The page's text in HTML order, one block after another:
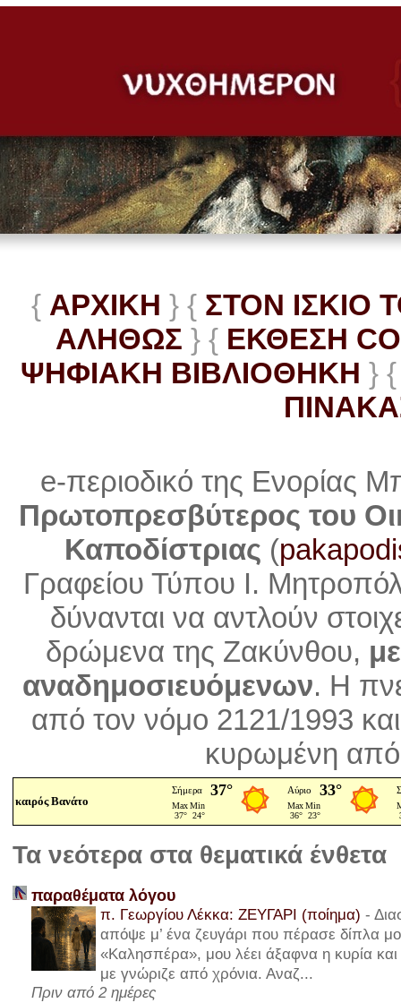
{ ΑΡΧΙΚΗ } { ΣΤΟΝ ΙΣΚΙΟ
ΑΛΗΘΩΣ } { ΕΚΘΕΣΗ
ΨΗΦΙΑΚΗ ΒΙΒΛΙΟΘΗΚΗ } {
e-περιοδικό της Ενορίας
Πρωτοπρεσβύτερος του
Καποδίστριας (
Γραφείου Τύπου Ι.
δύνανται να αντλούν
δρώμενα της Ζακύνθου,
αναδημοσιευόμενων. Η
από τον νόμο 2121/1993
κυρωμένη
καιρός Βανάτο
Τα νεότερα στα θεματικά ένθετα
παραθέματα λόγου
π. Γεωργίου Λέκκα: ΖΕΥΓΑΡΙ (ποίημα) -
απόψε μ’ ένα ζευγάρι που πέρασε δίπλα
«Καλησπέρα», μου λέει άξαφνα η κυρία και
με γνώριζε από χρόνια. Αναζ...
Πριν από 2 ημέρες